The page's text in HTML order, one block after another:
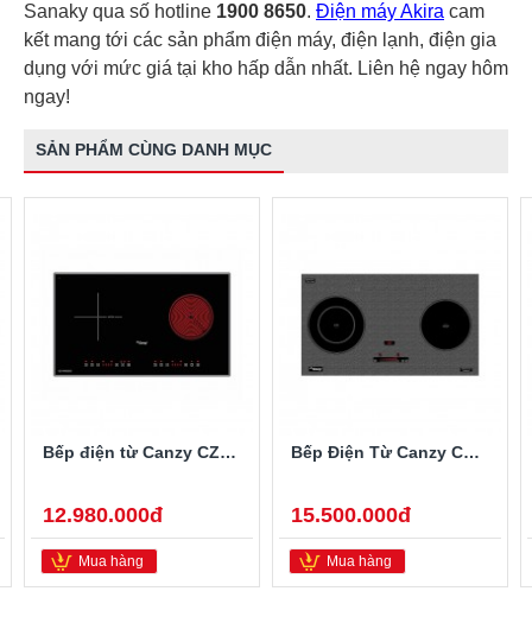
Sanaky qua số hotline 1900 8650. Điện máy Akira cam
kết mang tới các sản phẩm điện máy, điện lạnh, điện gia
dụng với mức giá tại kho hấp dẫn nhất. Liên hệ ngay hôm
ngay!
SẢN PHẨM CÙNG DANH MỤC
Bếp điện từ Canzy CZ-900GEB
12.980.000đ
Mua hàng
Bếp Điện Từ Canzy CZ-BMIX740T
15.500.000đ
Mua hàng